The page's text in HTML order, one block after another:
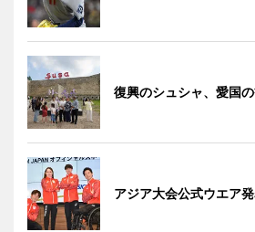
復興のシュシャ、愛国
アジア大会公式ウエア